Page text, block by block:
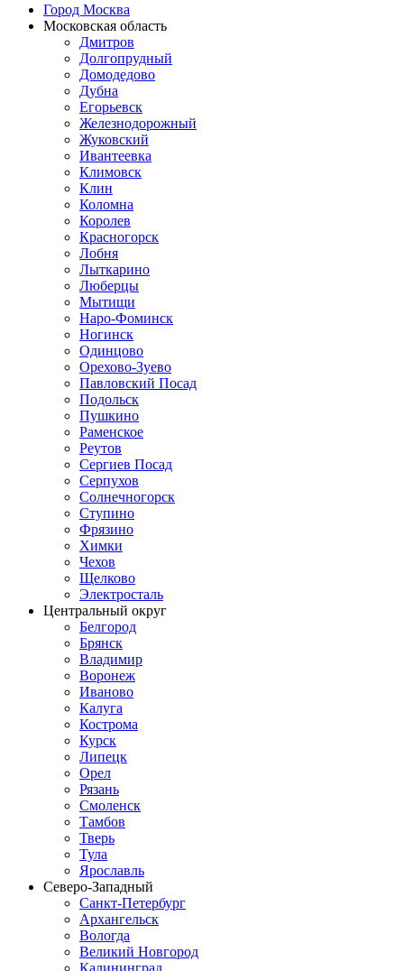
Город Москва
Московская область
Дмитров
Долгопрудный
Домодедово
Дубна
Егорьевск
Железнодорожный
Жуковский
Ивантеевка
Климовск
Клин
Коломна
Королев
Красногорск
Лобня
Лыткарино
Люберцы
Мытищи
Наро-Фоминск
Ногинск
Одинцово
Орехово-Зуево
Павловский Посад
Подольск
Пушкино
Раменское
Реутов
Сергиев Посад
Серпухов
Солнечногорск
Ступино
Фрязино
Химки
Чехов
Щелково
Электросталь
Центральный округ
Белгород
Брянск
Владимир
Воронеж
Иваново
Калуга
Кострома
Курск
Липецк
Орел
Рязань
Смоленск
Тамбов
Тверь
Тула
Ярославль
Северо-Западный
Санкт-Петербург
Архангельск
Вологда
Великий Новгород
Калининград